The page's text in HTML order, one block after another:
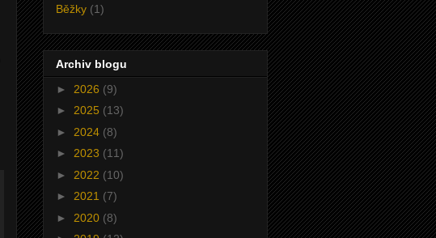
Běžky (1)
Archiv blogu
► 2026 (9)
► 2025 (13)
► 2024 (8)
► 2023 (11)
► 2022 (10)
► 2021 (7)
► 2020 (8)